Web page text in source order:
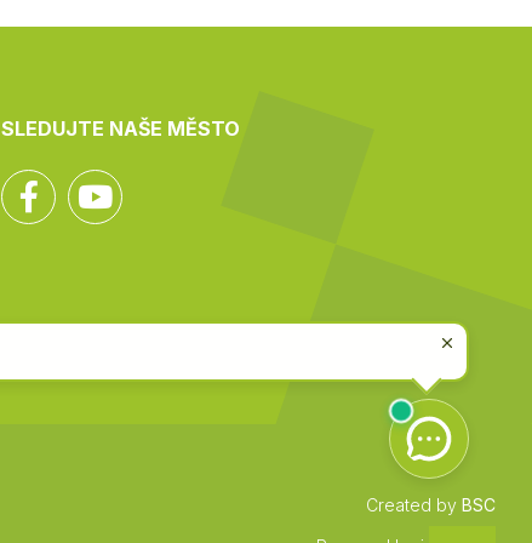
SLEDUJTE NAŠE MĚSTO
Facebook
Created by BSC